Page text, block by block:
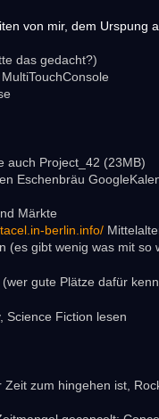
von mir, dem Urspung
das gedacht?)
auch Project_42 (23MB)
Eschenbräu
Märkte
berlin.info/
(es gibt wenig was mit so
gute Plätze dafür
Science Fiction lesen
Zeit zum hingehen ist,